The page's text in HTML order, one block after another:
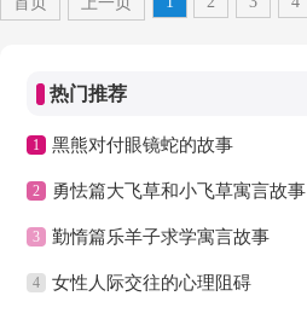
热门推荐
1 黑熊对付眼镜蛇的故事
2 勇怯篇大飞草和小飞草寓言故事
3 勤惰篇乐羊子求学寓言故事
4 女性人际交往的心理阻碍